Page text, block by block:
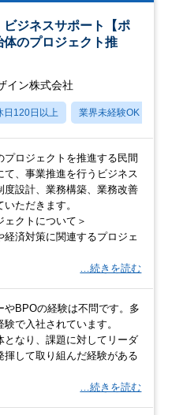
ジネスサポート【ポ
のプロジェクト推
イン株式会社
日120日以上 業界未経験OK
プロジェクトを推進する民間
て、事業推進を行うビジネス
度設計、業務構築、業務改善
ただきます。
ェクトについて＞
経済対策に関連するプロジェ
…続きを読む
BPOの経験は不問です。多
験で入社されています。
となり、課題に対してリーダ
揮して取り組んだ経験がある
…続きを読む